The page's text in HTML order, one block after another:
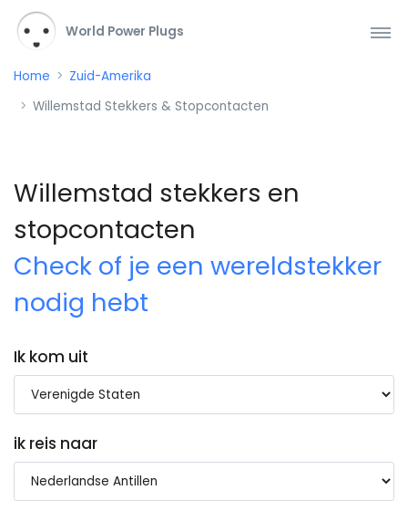
World Power Plugs
Home
Zuid-Amerika
Willemstad Stekkers & Stopcontacten
Willemstad stekkers en
stopcontacten
Check of je een wereldstekker
nodig hebt
Ik kom uit
ik reis naar